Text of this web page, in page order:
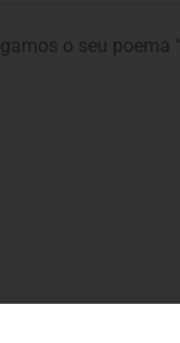
o seu poema